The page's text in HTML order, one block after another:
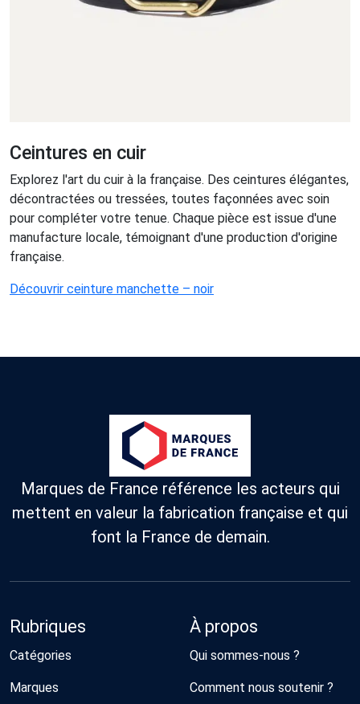
Ceintures en cuir
Explorez l'art du cuir à la française. Des ceintures élégantes,
décontractées ou tressées, toutes façonnées avec soin
pour compléter votre tenue. Chaque pièce est issue d'une
manufacture locale, témoignant d'une production d'origine
française.
Découvrir ceinture manchette – noir
Marques de France référence les acteurs qui
mettent en valeur la fabrication française et qui
font la France de demain.
Rubriques
Catégories
Marques
À propos
Qui sommes-nous ?
Comment nous soutenir ?